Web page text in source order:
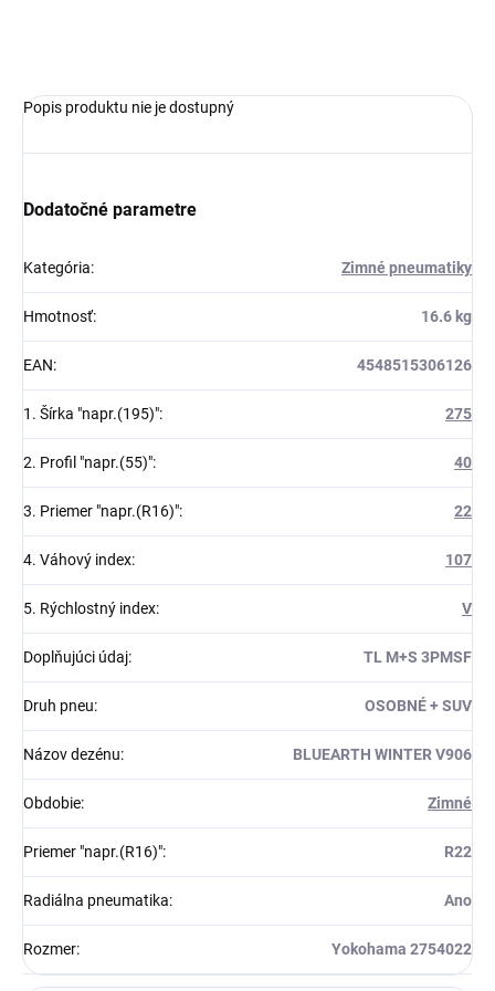
Popis produktu nie je dostupný
Dodatočné parametre
Kategória: Zimné pneumatiky
Hmotnosť: 16.6 kg
EAN: 4548515306126
1. Šírka "napr.(195)": 275
2. Profil "napr.(55)": 40
3. Priemer "napr.(R16)": 22
4. Váhový index: 107
5. Rýchlostný index: V
Doplňujúci údaj: TL M+S 3PMSF
Druh pneu: OSOBNÉ + SUV
Názov dezénu: BLUEARTH WINTER V906
Obdobie: Zimné
Priemer "napr.(R16)": R22
Radiálna pneumatika: Ano
Rozmer: Yokohama 2754022